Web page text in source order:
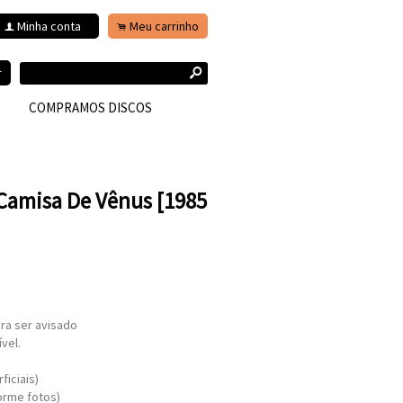
f Minha conta . Meu carrinho
s
COMPRAMOS DISCOS
De Vênus [1985
ser avisado
fotos)